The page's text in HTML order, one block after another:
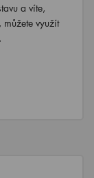
a víte,
využít